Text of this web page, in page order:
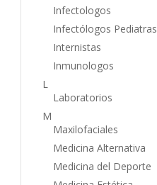
Infectologos
Infectólogos Pediatras
Internistas
Inmunologos
L
Laboratorios
M
Maxilofaciales
Medicina Alternativa
Medicina del Deporte